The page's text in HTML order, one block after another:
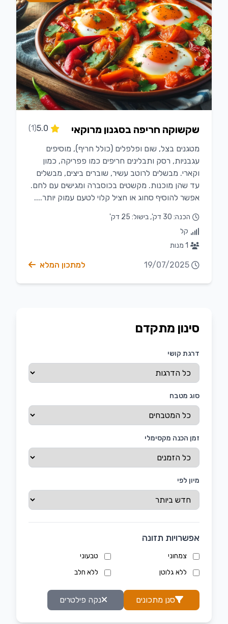
שקשוקה חריפה בסגנון מרוקאי 5.0
(1)
מטגנים בצל, שום ופלפלים (כולל חריף), מוסיפים
עגבניות, רסק ותבלינים חריפים כמו פפריקה, כמון
וקארי. מבשלים לרוטב עשיר, שוברים ביצים, מבשלים
עד שהן מוכנות. מקשטים בכוסברה ומגישים עם לחם.
אפשר להוסיף סחוג או חציל קלוי לטעם עמוק יותר....
הכנה: 30 דק', בישול: 25 דק'
קל
1 מנות
19/07/2025 למתכון המלא
סינון מתקדם
דרגת קושי
סוג מטבח
זמן הכנה מקסימלי
מיון לפי
אפשרויות תזונה
צמחוני
טבעוני
ללא גלוטן
ללא חלב
סנן מתכונים נקה פילטרים